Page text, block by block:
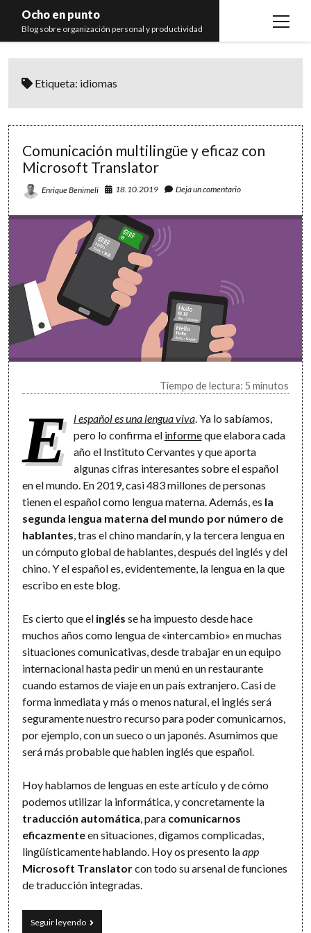
Ocho en punto
Blog sobre organización personal y productividad
open
Libros
Etiqueta: idiomas
Comunicación multilingüe y eficaz con
Microsoft Translator
Enrique Benimeli 18.10.2019 Deja un comentario
Tiempo de lectura: 5 minutos
E l español es una lengua viva. Ya lo sabíamos,
pero lo confirma el informeque elabora cada
año el Instituto Cervantes y que aporta
algunas cifras interesantes sobre el español
en el mundo. En 2019, casi 483 millones de personas
tienen el español como lengua materna. Además, es la
segunda lengua materna del mundo por número de
hablantes , tras el chino mandarín, y la tercera lengua en
un cómputo global de hablantes, después del inglés y del
chino. Y el español es, evidentemente, la lengua en la que
escribo en este blog.
Es cierto que el inglés se ha impuesto desde hace
muchos años como lengua de «intercambio» en muchas
situaciones comunicativas, desde trabajar en un equipo
internacional hasta pedir un menú en un restaurante
cuando estamos de viaje en un país extranjero. Casi de
forma inmediata y más o menos natural, el inglés será
seguramente nuestro recurso para poder comunicarnos,
por ejemplo, con un sueco o un japonés. Asumimos que
será más probable que hablen inglés que español.
Hoy hablamos de lenguas en este artículo y de cómo
podemos utilizar la informática, y concretamente la
traducción automática , para comunicarnos
eficazmenteen situaciones, digamos complicadas,
lingüísticamente hablando. Hoy os presento laapp
Microsoft Translatorcon todo su arsenal de funciones
de traducción integradas.
Seguir leyendoComunicación